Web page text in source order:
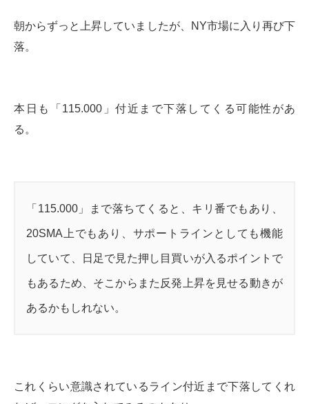
朝からずっと上昇していましたが、NY市場に入り再び下
落。
本日も「115.000」付近まで下落してくる可能性があ
る。
「115.000」まで落ちてくると、キリ番でもあり、
20SMA上でもあり、サポートラインとしても機能
していて、日足で見た押し目買いが入るポイントで
もあるため、そこからまた反発上昇を見せる動きが
あるかもしれない。
これくらい意識されているライン付近まで下落してくれ